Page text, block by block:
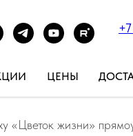
ЦЕНЫ
«Цветок жизни»